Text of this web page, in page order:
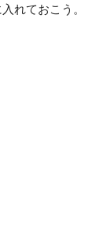
れておこう。